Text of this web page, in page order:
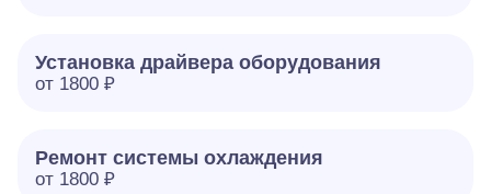
Установка драйвера оборудования
от 1800 ₽
Ремонт системы охлаждения
от 1800 ₽